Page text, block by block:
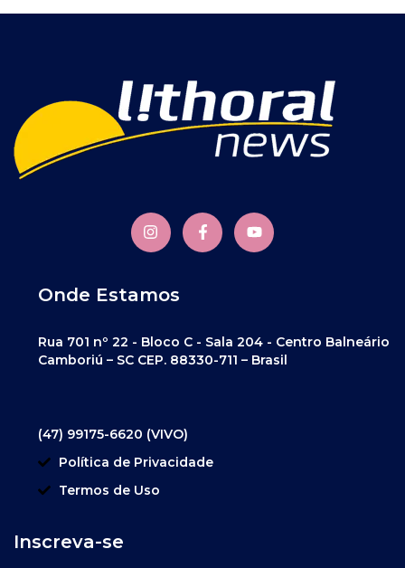
Onde Estamos
Rua 701 nº 22 - Bloco C - Sala 204 - Centro Balneário
Camboriú – SC CEP. 88330-711 – Brasil
(47) 99175-6620 (VIVO)
Política de Privacidade
Termos de Uso
Inscreva-se